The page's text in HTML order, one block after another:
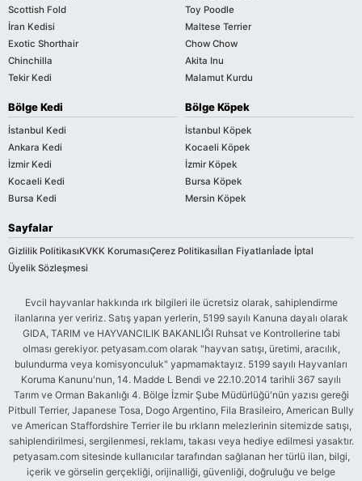
Scottish Fold
İran Kedisi
Exotic Shorthair
Chinchilla
Tekir Kedi
Toy Poodle
Maltese Terrier
Chow Chow
Akita Inu
Malamut Kurdu
Bölge Kedi
İstanbul Kedi
Ankara Kedi
İzmir Kedi
Kocaeli Kedi
Bursa Kedi
Bölge Köpek
İstanbul Köpek
Kocaeli Köpek
İzmir Köpek
Bursa Köpek
Mersin Köpek
Sayfalar
Gizlilik PolitikasıKVKK KorumasıÇerez Politikasıİlan Fiyatlarıİade İptal
Üyelik Sözleşmesi
Evcil hayvanlar hakkında ırk bilgileri ile ücretsiz olarak, sahiplendirme
ilanlarına yer veririz. Satış yapan yerlerin, 5199 sayılı Kanuna dayalı olarak
GIDA, TARIM ve HAYVANCILIK BAKANLIĞI Ruhsat ve Kontrollerine tabi
olması gerekiyor. petyasam.com olarak "hayvan satışı, üretimi, aracılık,
bulundurma veya komisyonculuk" yapmamaktayız. 5199 sayılı Hayvanları
Koruma Kanunu'nun, 14. Madde L Bendi ve 22.10.2014 tarihli 367 sayılı
Tarım ve Orman Bakanlığı 4. Bölge İzmir Şube Müdürlüğü'nün yazısı gereği
Pitbull Terrier, Japanese Tosa, Dogo Argentino, Fila Brasileiro, American Bully
ve American Staffordshire Terrier ile bu ırkların melezlerinin sitemizde satışı,
sahiplendirilmesi, sergilenmesi, reklamı, takası veya hediye edilmesi yasaktır.
petyasam.com sitesinde kullanıcılar tarafından sağlanan her türlü ilan, bilgi,
içerik ve görselin gerçekliği, orijinalliği, güvenliği, doğruluğu ve belge